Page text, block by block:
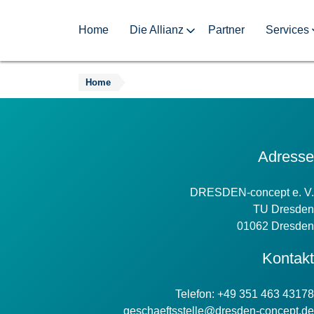
Home Die Allianz Partner Services
Home
Adresse
DRESDEN-concept e. V.
TU Dresden
01062 Dresden
Kontakt
Telefon: +49 351 463 43178
geschaeftsstelle@dresden-concept.de